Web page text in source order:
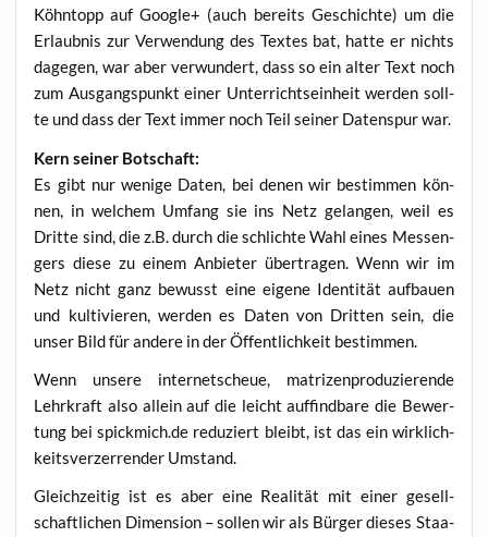
Köhn­topp auf Goog­le+ (auch bereits Geschich­te) um die
Erlaub­nis zur Ver­wen­dung des Tex­tes bat, hat­te er nichts
dage­gen, war aber ver­wun­dert, dass so ein alter Text noch
zum Aus­gangs­punkt einer Unter­richts­ein­heit wer­den soll­
te und dass der Text immer noch Teil sei­ner Daten­spur war.
Kern sei­ner Botschaft:
Es gibt nur weni­ge Daten, bei denen wir bestim­men kön­
nen, in wel­chem Umfang sie ins Netz gelan­gen, weil es
Drit­te sind, die z.B. durch die schlich­te Wahl eines Mes­sen­
gers die­se zu einem Anbie­ter über­tra­gen. Wenn wir im
Netz nicht ganz bewusst eine eige­ne Iden­ti­tät auf­bau­en
und kul­ti­vie­ren, wer­den es Daten von Drit­ten sein, die
unser Bild für ande­re in der Öffent­lich­keit bestimmen.
Wenn unse­re inter­net­scheue, matri­zen­pro­du­zie­ren­de
Lehr­kraft also allein auf die leicht auf­find­ba­re die Bewer­
tung bei spickmich.de redu­ziert bleibt, ist das ein wirk­lich­
keits­ver­zer­ren­der Umstand.
Gleich­zei­tig ist es aber eine Rea­li­tät mit einer gesell­
schaft­li­chen Dimen­si­on – sol­len wir als Bür­ger die­ses Staa­